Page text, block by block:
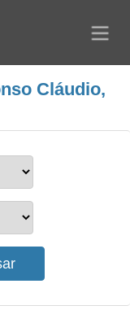
Cláudio,